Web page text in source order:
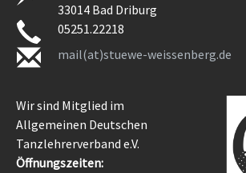
33014 Bad Driburg
05251.22218
mail(at)stuewe-weissenberg.de
Wir sind Mitglied im
Allgemeinen Deutschen
Tanzlehrerverband e.V.
Öffnungszeiten: